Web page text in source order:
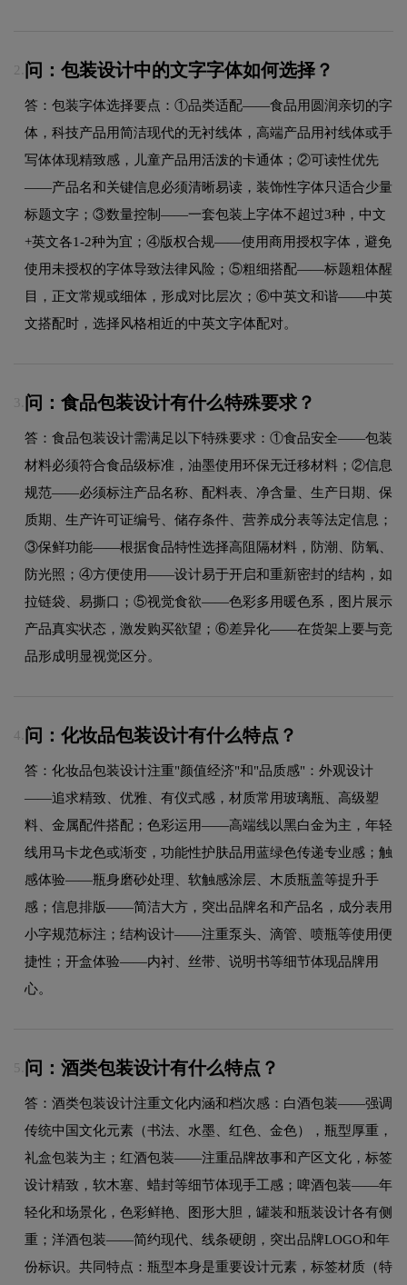
2. 问：包装设计中的文字字体如何选择？
答：包装字体选择要点：①品类适配——食品用圆润亲切的字
体，科技产品用简洁现代的无衬线体，高端产品用衬线体或手
写体体现精致感，儿童产品用活泼的卡通体；②可读性优先
——产品名和关键信息必须清晰易读，装饰性字体只适合少量
标题文字；③数量控制——一套包装上字体不超过3种，中文
+英文各1-2种为宜；④版权合规——使用商用授权字体，避免
使用未授权的字体导致法律风险；⑤粗细搭配——标题粗体醒
目，正文常规或细体，形成对比层次；⑥中英文和谐——中英
文搭配时，选择风格相近的中英文字体配对。
3. 问：食品包装设计有什么特殊要求？
答：食品包装设计需满足以下特殊要求：①食品安全——包装
材料必须符合食品级标准，油墨使用环保无迁移材料；②信息
规范——必须标注产品名称、配料表、净含量、生产日期、保
质期、生产许可证编号、储存条件、营养成分表等法定信息；
③保鲜功能——根据食品特性选择高阻隔材料，防潮、防氧、
防光照；④方便使用——设计易于开启和重新密封的结构，如
拉链袋、易撕口；⑤视觉食欲——色彩多用暖色系，图片展示
产品真实状态，激发购买欲望；⑥差异化——在货架上要与竞
品形成明显视觉区分。
4. 问：化妆品包装设计有什么特点？
答：化妆品包装设计注重"颜值经济"和"品质感"：外观设计
——追求精致、优雅、有仪式感，材质常用玻璃瓶、高级塑
料、金属配件搭配；色彩运用——高端线以黑白金为主，年轻
线用马卡龙色或渐变，功能性护肤品用蓝绿色传递专业感；触
感体验——瓶身磨砂处理、软触感涂层、木质瓶盖等提升手
感；信息排版——简洁大方，突出品牌名和产品名，成分表用
小字规范标注；结构设计——注重泵头、滴管、喷瓶等使用便
捷性；开盒体验——内衬、丝带、说明书等细节体现品牌用
心。
5. 问：酒类包装设计有什么特点？
答：酒类包装设计注重文化内涵和档次感：白酒包装——强调
传统中国文化元素（书法、水墨、红色、金色），瓶型厚重，
礼盒包装为主；红酒包装——注重品牌故事和产区文化，标签
设计精致，软木塞、蜡封等细节体现手工感；啤酒包装——年
轻化和场景化，色彩鲜艳、图形大胆，罐装和瓶装设计各有侧
重；洋酒包装——简约现代、线条硬朗，突出品牌LOGO和年
份标识。共同特点：瓶型本身是重要设计元素，标签材质（特